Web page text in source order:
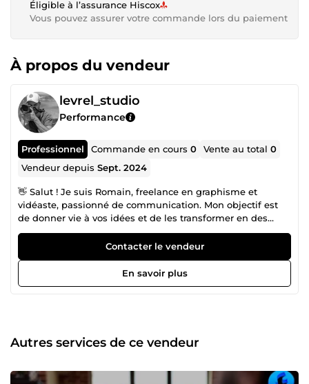
Éligible à l’assurance Hiscox
Vous pouvez assurer votre commande lors du paiement
À propos du vendeur
levrel_studio
Performance
Professionnel Commande en cours0 Vente au total0
Vendeur depuisSept. 2024
👋 Salut ! Je suis Romain, freelance en graphisme et
vidéaste, passionné de communication. Mon objectif est
de donner vie à vos idées et de les transformer en des
designs à votre image et percutants.
Contacter le vendeur
En savoir plus
Autres services de ce vendeur